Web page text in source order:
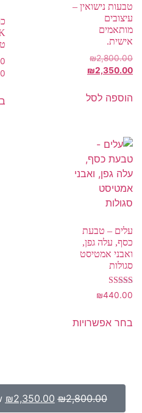
טבעות נישואין –
עיצובים
מותאמים
אישית.
₪2,800.00
₪2,350.00
הוספה לסל
עלים – טבעת
כסף, עלה גפן,
ואבני אמטיסט
סגולות
דורג
5.00
₪440.00
בחר אפשרויות
₪2,800.00
₪2,350.00
Choose and Buy now